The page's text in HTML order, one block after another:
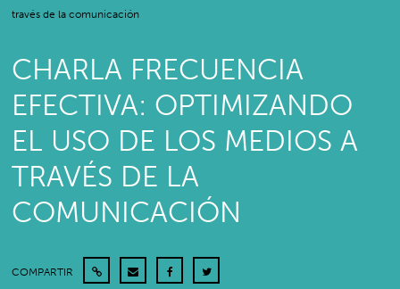
través de la comunicación
CHARLA FRECUENCIA
EFECTIVA: OPTIMIZANDO
EL USO DE LOS MEDIOS A
TRAVÉS DE LA
COMUNICACIÓN
COMPARTIR